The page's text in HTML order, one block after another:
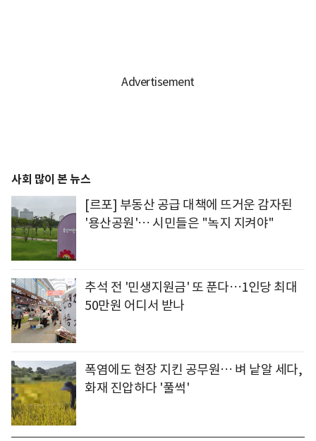
사회 많이 본 뉴스
[르포] 부동산 공급 대책에 뜨거운 감자된
'용산공원'… 시민들은 "녹지 지켜야"
추석 전 '민생지원금' 또 푼다…1인당 최대
50만원 어디서 받나
폭염에도 현장 지킨 공무원… 벼 낱알 세다,
화재 진압하다 '풀썩'